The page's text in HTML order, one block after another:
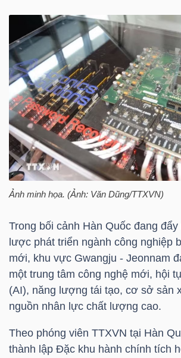
Ảnh minh họa. (Ảnh: Văn Dũng/TTXVN)
Trong bối cảnh Hàn Quốc đang đẩy
lược phát triển ngành công nghiệp
mới, khu vực Gwangju - Jeonnam
một trung tâm công nghệ mới, hội
(AI), năng lượng tái tạo, cơ sở sản
nguồn nhân lực chất lượng cao.
Theo phóng viên TTXVN tại Hàn
thành lập Đặc khu hành chính tích
SẢN
TÀI
CHÍNH
HÀNG
HÓA
KINH
TẾ
THẾ